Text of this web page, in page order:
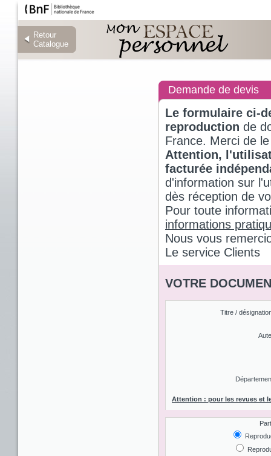
Retour
Catalogue
Retour
Catalogue
Demande de devis
Le formulaire ci-
reproduction de
France. Merci de
Attention,
facturée
d'information sur
dès réception de
Pour toute
informations
Nous vous
Le service Clients
VOTRE
Titre /
Attention : pour les revues et